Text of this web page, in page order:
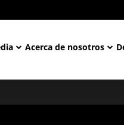
Acerca de nosotros